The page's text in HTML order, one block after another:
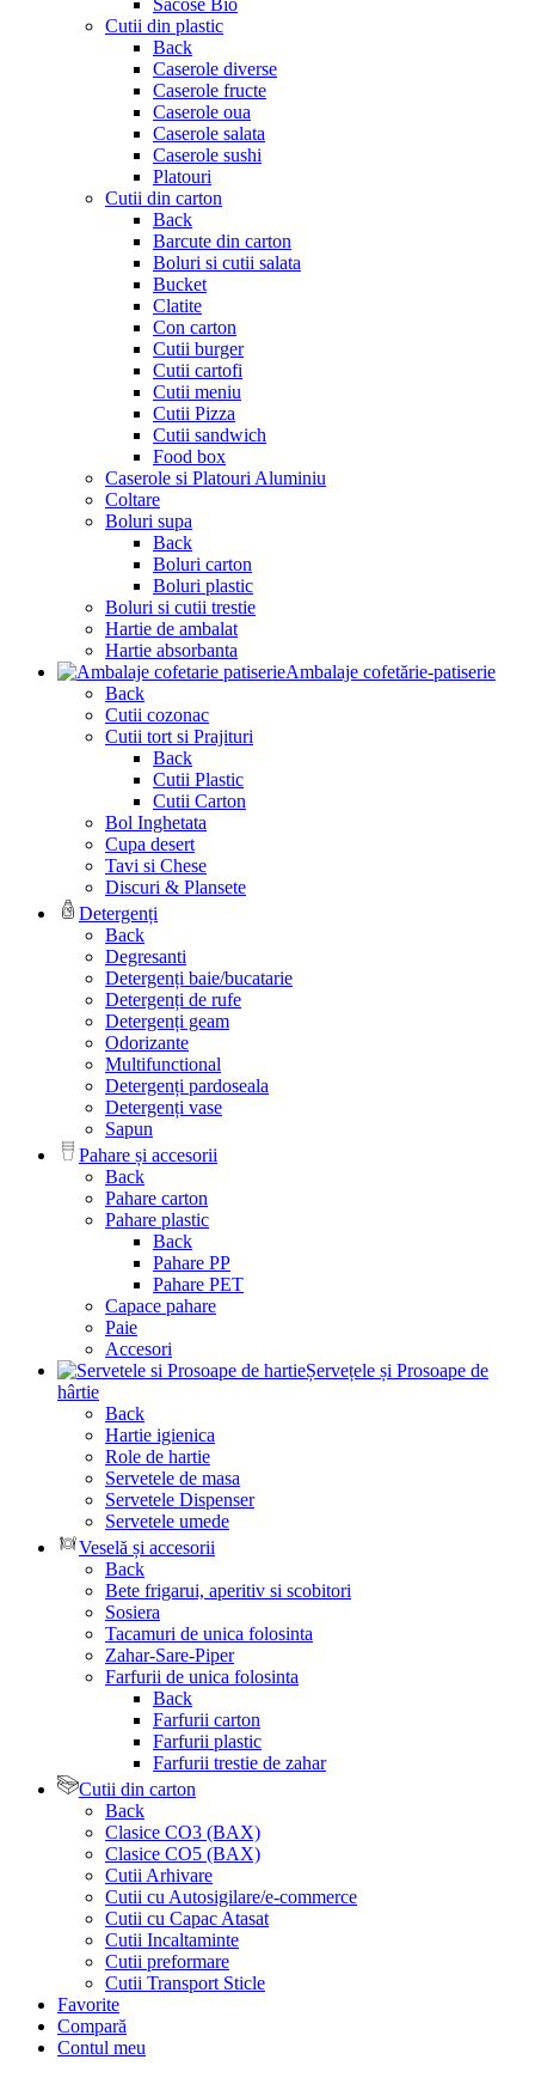
Cutii din plastic
Back
Caserole diverse
Caserole fructe
Caserole oua
Caserole salata
Caserole sushi
Platouri
Cutii din carton
Back
Barcute din carton
Boluri si cutii salata
Bucket
Clatite
Con carton
Cutii burger
Cutii cartofi
Cutii meniu
Cutii Pizza
Cutii sandwich
Food box
Caserole si Platouri Aluminiu
Coltare
Boluri supa
Back
Boluri carton
Boluri plastic
Boluri si cutii trestie
Hartie de ambalat
Hartie absorbanta
Ambalaje cofetărie-patiserie
Back
Cutii cozonac
Cutii tort si Prajituri
Back
Cutii Plastic
Cutii Carton
Bol Inghetata
Cupa desert
Tavi si Chese
Discuri & Plansete
Detergenți
Back
Degresanti
Detergenți baie/bucatarie
Detergenți de rufe
Detergenți geam
Odorizante
Multifunctional
Detergenți pardoseala
Detergenți vase
Sapun
Pahare și accesorii
Back
Pahare carton
Pahare plastic
Back
Pahare PP
Pahare PET
Capace pahare
Paie
Accesori
Șervețele și Prosoape de
hârtie
Back
Hartie igienica
Role de hartie
Servetele de masa
Servetele Dispenser
Servetele umede
Veselă și accesorii
Back
Bete frigarui, aperitiv si scobitori
Sosiera
Tacamuri de unica folosinta
Zahar-Sare-Piper
Farfurii de unica folosinta
Back
Farfurii carton
Farfurii plastic
Farfurii trestie de zahar
Cutii din carton
Back
Clasice CO3 (BAX)
Clasice CO5 (BAX)
Cutii Arhivare
Cutii cu Autosigilare/e-commerce
Cutii cu Capac Atasat
Cutii Incaltaminte
Cutii preformare
Cutii Transport Sticle
Favorite
Compară
Contul meu